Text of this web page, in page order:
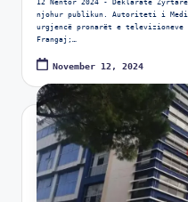
12 Nëntor 2024 - Deklaratë
njohur publikun. Autoriteti i
urgjencë pronarët e televizioneve
Frangaj;…
November 12, 2024